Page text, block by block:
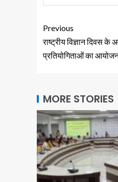
Previous
राष्ट्रीय विज्ञान दिवस के
प्रतियोगिताओं का
MORE STORIES